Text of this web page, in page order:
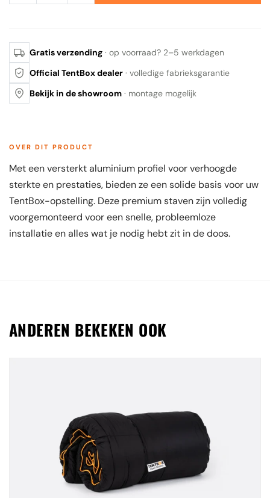
Gratis verzending · op voorraad? 2–5 werkdagen
Official TentBox dealer · volledige fabrieksgarantie
Bekijk in de showroom · montage mogelijk
OVER DIT PRODUCT
Met een versterkt aluminium profiel voor verhoogde
sterkte en prestaties, bieden ze een solide basis voor uw
TentBox-opstelling. Deze premium staven zijn volledig
voorgemonteerd voor een snelle, probleemloze
installatie en alles wat je nodig hebt zit in de doos.
ANDEREN BEKEKEN OOK